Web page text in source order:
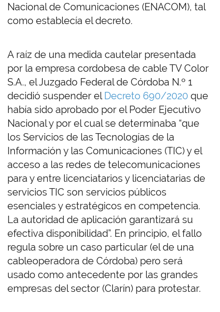
Nacional de Comunicaciones (ENACOM), tal
como establecía el decreto.
A raíz de una medida cautelar presentada
por la empresa cordobesa de cable TV Color
S.A., el Juzgado Federal de Córdoba N.º 1
decidió suspender elDecreto 690/2020 que
había sido aprobado por el Poder Ejecutivo
Nacional y por el cual se determinaba “que
los Servicios de las Tecnologías de la
Información y las Comunicaciones (TIC) y el
acceso a las redes de telecomunicaciones
para y entre licenciatarios y licenciatarias de
servicios TIC son servicios públicos
esenciales y estratégicos en competencia.
La autoridad de aplicación garantizará su
efectiva disponibilidad”. En principio, el fallo
regula sobre un caso particular (el de una
cableoperadora de Córdoba) pero será
usado como antecedente por las grandes
empresas del sector (Clarín) para protestar.